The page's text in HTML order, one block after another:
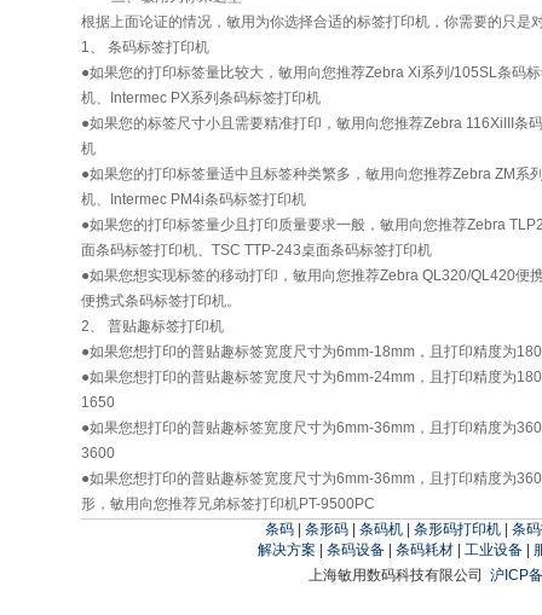
根据上面论证的情况，敏用为你选择合适的标签打印机，你需要的只是
1、 条码标签打印机
●如果您的打印标签量比较大，敏用向您推荐Zebra Xi系列/105SL条码
机、Intermec PX系列条码标签打印机
●如果您的标签尺寸小且需要精准打印，敏用向您推荐Zebra 116XiIII条
机
●如果您的打印标签量适中且标签种类繁多，敏用向您推荐Zebra ZM系
机、Intermec PM4i条码标签打印机
●如果您的打印标签量少且打印质量要求一般，敏用向您推荐Zebra
面条码标签打印机、TSC TTP-243桌面条码标签打印机
●如果您想实现标签的移动打印，敏用向您推荐Zebra QL320/QL420便
便携式条码标签打印机。
2、 普贴趣标签打印机
●如果您想打印的普贴趣标签宽度尺寸为6mm-18mm，且打印精度为
●如果您想打印的普贴趣标签宽度尺寸为6mm-24mm，且打印精度为
1650
●如果您想打印的普贴趣标签宽度尺寸为6mm-36mm，且打印精度为
3600
●如果您想打印的普贴趣标签宽度尺寸为6mm-36mm，且打印精度为
形，敏用向您推荐兄弟标签打印机PT-9500PC
条码
条形码 条码机 条形码打印机
条
解决方案
条码设备 条码耗材 工业设备
上海敏用数码科技有限公司 沪ICP